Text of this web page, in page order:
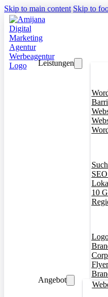
Skip to main content Skip to
Leistungen
10
Angebot